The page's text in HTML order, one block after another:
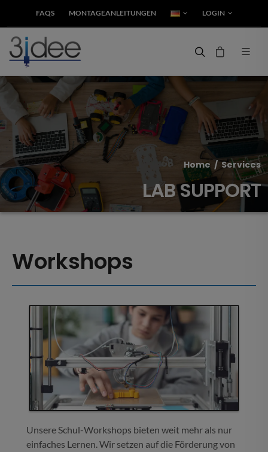
FAQS MONTAGEANLEITUNGEN LOGIN
Home /Services
LAB SUPPORT
Workshops
Unsere Schul-Workshops bieten weit mehr als nur
einfaches Lernen. Wir setzen auf die Förderung von